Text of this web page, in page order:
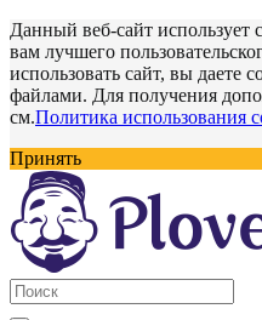
Данный веб-сайт использует
вам лучшего
использовать сайт, вы даете
файлами. Для получения
см.Политика использования
Принять